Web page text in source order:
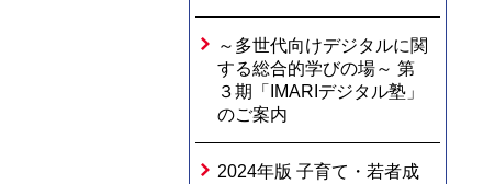
～多世代向けデジタルに関
する総合的学びの場～ 第
３期「IMARIデジタル塾」
のご案内
2024年版 子育て・若者成